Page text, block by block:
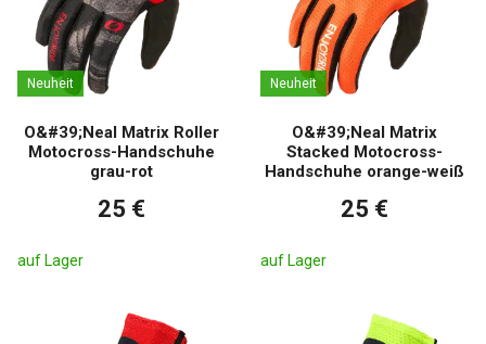
Neuheit
O&#39;Neal Matrix Roller
Motocross-Handschuhe
grau-rot
25 €
auf Lager
Neuheit
O&#39;Neal Matrix
Stacked Motocross-
Handschuhe orange-weiß
25 €
auf Lager